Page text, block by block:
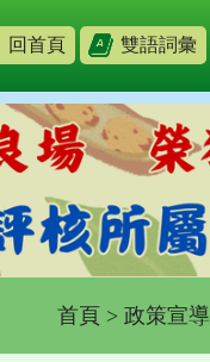
回首頁 雙語詞彙
首頁 > 政策宣導